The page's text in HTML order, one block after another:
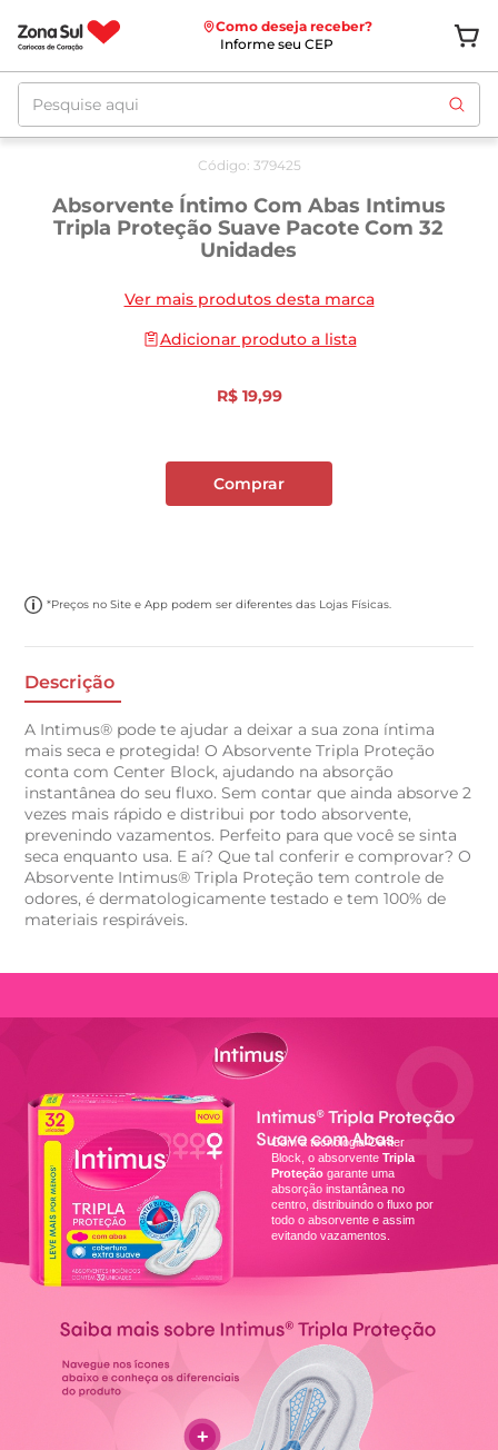
Como deseja receber?
Informe seu CEP
Pesquise aqui
Código: 379425
Absorvente Íntimo Com Abas Intimus
Tripla Proteção Suave Pacote Com 32
Unidades
Ver mais produtos desta marca
Adicionar produto a lista
R$ 19,99
Comprar
*Preços no Site e App podem ser diferentes das Lojas Físicas.
Descrição
A Intimus® pode te ajudar a deixar a sua zona íntima
mais seca e protegida! O Absorvente Tripla Proteção
conta com Center Block, ajudando na absorção
instantânea do seu fluxo. Sem contar que ainda absorve 2
vezes mais rápido e distribui por todo absorvente,
prevenindo vazamentos. Perfeito para que você se sinta
seca enquanto usa. E aí? Que tal conferir e comprovar? O
Absorvente Intimus® Tripla Proteção tem controle de
odores, é dermatologicamente testado e tem 100% de
materiais respiráveis.